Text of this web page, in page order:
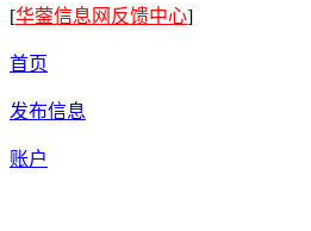
[华蓥信息网反馈中心]
首页
发布信息
账户